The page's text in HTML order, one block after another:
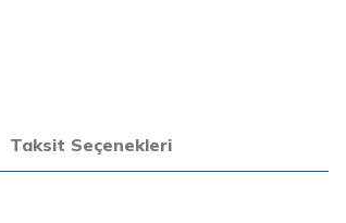
Taksit Seçenekleri